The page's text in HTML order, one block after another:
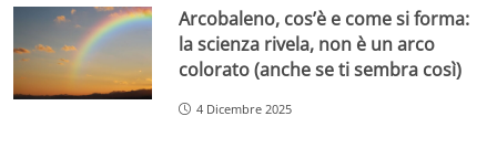
Arcobaleno, cos’è e come si forma:
la scienza rivela, non è un arco
colorato (anche se ti sembra così)
4 Dicembre 2025